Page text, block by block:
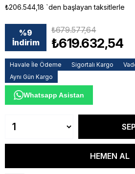
₺206.544,18 `den başlayan taksitlerle
%9
İndirim
₺679.577,64
₺619.632,54
Havale İle Ödeme Sigortalı Kargo
Aynı Gün Kargo
Whatsapp Asistan